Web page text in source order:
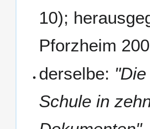
10);
Pforzheim
derselbe:
Schule in